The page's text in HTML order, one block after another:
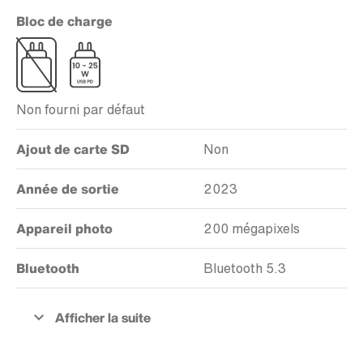
Bloc de charge
Non fourni par défaut
Ajout de carte SD Non
Année de sortie 2023
Appareil photo 200 mégapixels
Bluetooth Bluetooth 5.3